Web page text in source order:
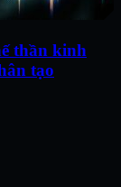
thần kinh
tạo